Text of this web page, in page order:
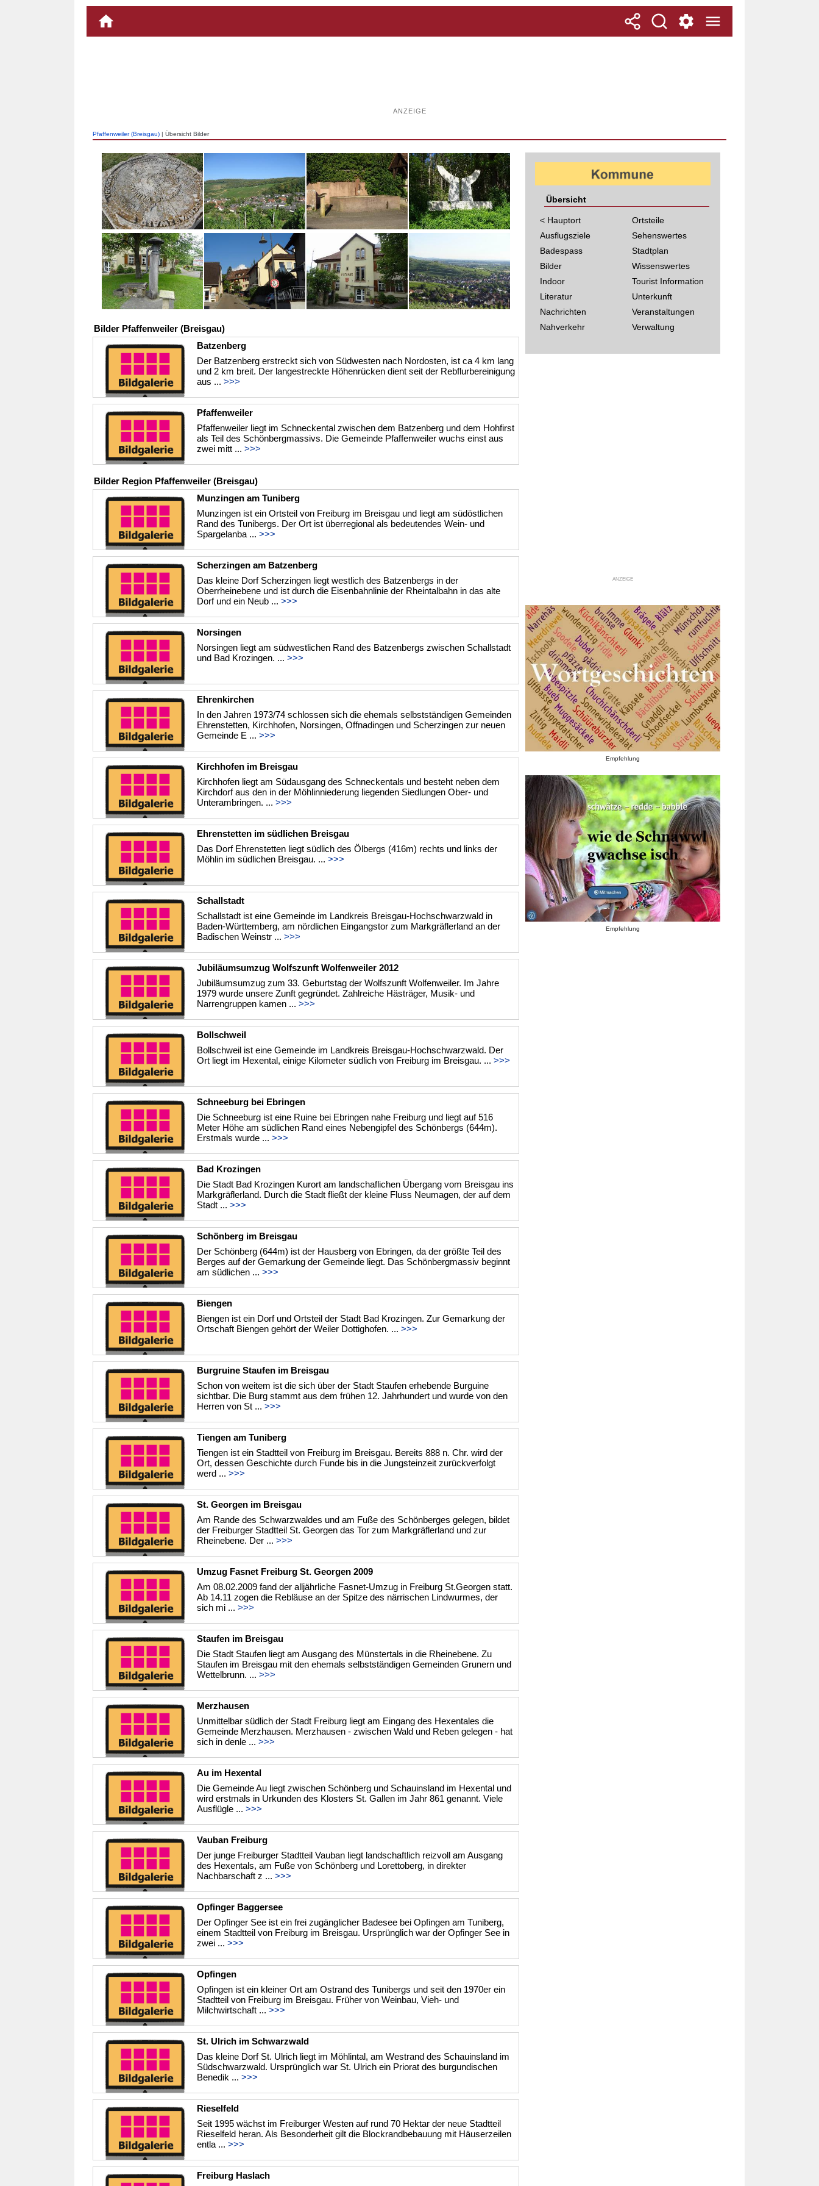
ANZEIGE
Pfaffenweiler (Breisgau) | Übersicht Bilder
Bilder Pfaffenweiler (Breisgau)
Batzenberg
Der Batzenberg erstreckt sich von Südwesten nach Nordosten, ist ca 4 km lang
und 2 km breit. Der langestreckte Höhenrücken dient seit der Rebflurbereinigung
aus ... >>>
Pfaffenweiler
Pfaffenweiler liegt im Schneckental zwischen dem Batzenberg und dem Hohfirst
als Teil des Schönbergmassivs. Die Gemeinde Pfaffenweiler wuchs einst aus
zwei mitt ... >>>
Bilder Region Pfaffenweiler (Breisgau)
Munzingen am Tuniberg
Munzingen ist ein Ortsteil von Freiburg im Breisgau und liegt am südöstlichen
Rand des Tunibergs. Der Ort ist überregional als bedeutendes Wein- und
Spargelanba ... >>>
Scherzingen am Batzenberg
Das kleine Dorf Scherzingen liegt westlich des Batzenbergs in der
Oberrheinebene und ist durch die Eisenbahnlinie der Rheintalbahn in das alte
Dorf und ein Neub ... >>>
Norsingen
Norsingen liegt am südwestlichen Rand des Batzenbergs zwischen Schallstadt
und Bad Krozingen. ... >>>
Ehrenkirchen
In den Jahren 1973/74 schlossen sich die ehemals selbstständigen Gemeinden
Ehrenstetten, Kirchhofen, Norsingen, Offnadingen und Scherzingen zur neuen
Gemeinde E ... >>>
Kirchhofen im Breisgau
Kirchhofen liegt am Südausgang des Schneckentals und besteht neben dem
Kirchdorf aus den in der Möhlinniederung liegenden Siedlungen Ober- und
Unterambringen. ... >>>
Ehrenstetten im südlichen Breisgau
Das Dorf Ehrenstetten liegt südlich des Ölbergs (416m) rechts und links der
Möhlin im südlichen Breisgau. ... >>>
Schallstadt
Schallstadt ist eine Gemeinde im Landkreis Breisgau-Hochschwarzwald in
Baden-Württemberg, am nördlichen Eingangstor zum Markgräflerland an der
Badischen Weinstr ... >>>
Jubiläumsumzug Wolfszunft Wolfenweiler 2012
Jubiläumsumzug zum 33. Geburtstag der Wolfszunft Wolfenweiler. Im Jahre
1979 wurde unsere Zunft gegründet. Zahlreiche Hästräger, Musik- und
Narrengruppen kamen ... >>>
Bollschweil
Bollschweil ist eine Gemeinde im Landkreis Breisgau-Hochschwarzwald. Der
Ort liegt im Hexental, einige Kilometer südlich von Freiburg im Breisgau. ... >>>
Schneeburg bei Ebringen
Die Schneeburg ist eine Ruine bei Ebringen nahe Freiburg und liegt auf 516
Meter Höhe am südlichen Rand eines Nebengipfel des Schönbergs (644m).
Erstmals wurde ... >>>
Bad Krozingen
Die Stadt Bad Krozingen Kurort am landschaflichen Übergang vom Breisgau ins
Markgräflerland. Durch die Stadt fließt der kleine Fluss Neumagen, der auf dem
Stadt ... >>>
Schönberg im Breisgau
Der Schönberg (644m) ist der Hausberg von Ebringen, da der größte Teil des
Berges auf der Gemarkung der Gemeinde liegt. Das Schönbergmassiv beginnt
am südlichen ... >>>
Biengen
Biengen ist ein Dorf und Ortsteil der Stadt Bad Krozingen. Zur Gemarkung der
Ortschaft Biengen gehört der Weiler Dottighofen. ... >>>
Burgruine Staufen im Breisgau
Schon von weitem ist die sich über der Stadt Staufen erhebende Burguine
sichtbar. Die Burg stammt aus dem frühen 12. Jahrhundert und wurde von den
Herren von St ... >>>
Tiengen am Tuniberg
Tiengen ist ein Stadtteil von Freiburg im Breisgau. Bereits 888 n. Chr. wird der
Ort, dessen Geschichte durch Funde bis in die Jungsteinzeit zurückverfolgt
werd ... >>>
St. Georgen im Breisgau
Am Rande des Schwarzwaldes und am Fuße des Schönberges gelegen, bildet
der Freiburger Stadtteil St. Georgen das Tor zum Markgräflerland und zur
Rheinebene. Der ... >>>
Umzug Fasnet Freiburg St. Georgen 2009
Am 08.02.2009 fand der alljährliche Fasnet-Umzug in Freiburg St.Georgen statt.
Ab 14.11 zogen die Rebläuse an der Spitze des närrischen Lindwurmes, der
sich mi ... >>>
Staufen im Breisgau
Die Stadt Staufen liegt am Ausgang des Münstertals in die Rheinebene. Zu
Staufen im Breisgau mit den ehemals selbstständigen Gemeinden Grunern und
Wettelbrunn. ... >>>
Merzhausen
Unmittelbar südlich der Stadt Freiburg liegt am Eingang des Hexentales die
Gemeinde Merzhausen. Merzhausen - zwischen Wald und Reben gelegen - hat
sich in denle ... >>>
Au im Hexental
Die Gemeinde Au liegt zwischen Schönberg und Schauinsland im Hexental und
wird erstmals in Urkunden des Klosters St. Gallen im Jahr 861 genannt. Viele
Ausflügle ... >>>
Vauban Freiburg
Der junge Freiburger Stadtteil Vauban liegt landschaftlich reizvoll am Ausgang
des Hexentals, am Fuße von Schönberg und Lorettoberg, in direkter
Nachbarschaft z ... >>>
Opfinger Baggersee
Der Opfinger See ist ein frei zugänglicher Badesee bei Opfingen am Tuniberg,
einem Stadtteil von Freiburg im Breisgau. Ursprünglich war der Opfinger See in
zwei ... >>>
Opfingen
Opfingen ist ein kleiner Ort am Ostrand des Tunibergs und seit den 1970er ein
Stadtteil von Freiburg im Breisgau. Früher von Weinbau, Vieh- und
Milchwirtschaft ... >>>
St. Ulrich im Schwarzwald
Das kleine Dorf St. Ulrich liegt im Möhlintal, am Westrand des Schauinsland im
Südschwarzwald. Ursprünglich war St. Ulrich ein Priorat des burgundischen
Benedik ... >>>
Rieselfeld
Seit 1995 wächst im Freiburger Westen auf rund 70 Hektar der neue Stadtteil
Rieselfeld heran. Als Besonderheit gilt die Blockrandbebauung mit Häuserzeilen
entla ... >>>
Freiburg Haslach
Übersicht
< Hauptort
Ausflugsziele
Badespass
Bilder
Indoor
Literatur
Nachrichten
Nahverkehr
Ortsteile
Sehenswertes
Stadtplan
Wissenswertes
Tourist Information
Unterkunft
Veranstaltungen
Verwaltung
ANZEIGE
Empfehlung
Empfehlung